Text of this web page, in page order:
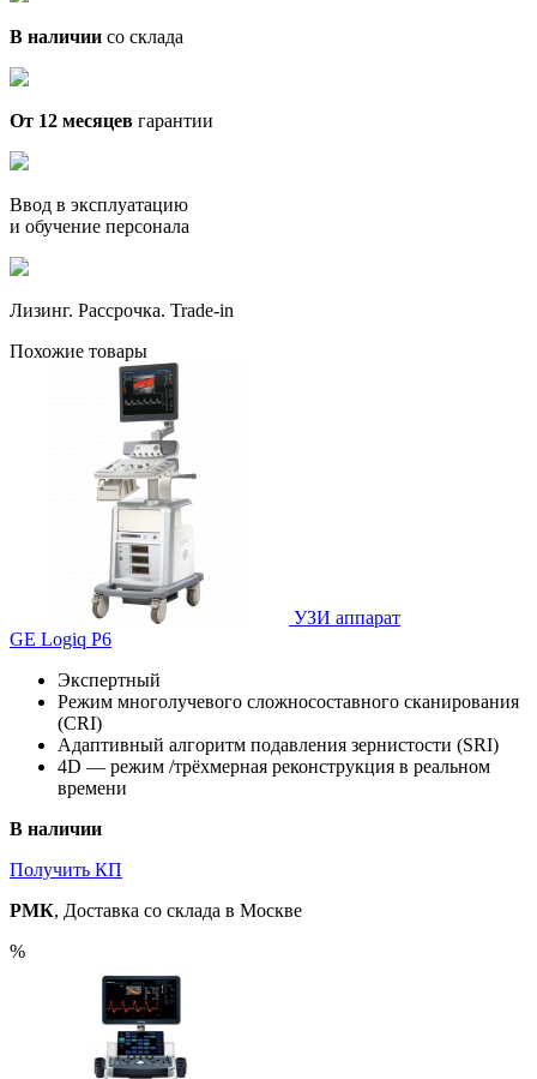
В наличии со склада
От 12 месяцев гарантии
Ввод в эксплуатацию
и обучение персонала
Лизинг. Рассрочка. Trade-in
Похожие товары
УЗИ аппарат
GE Logiq P6
Экспертный
Режим многолучевого сложносоставного сканирования
(CRI)
Адаптивный алгоритм подавления зернистости (SRI)
4D — режим /трёхмерная реконструкция в реальном
времени
В наличии
Получить КП
РМК, Доставка со склада в Москве
%